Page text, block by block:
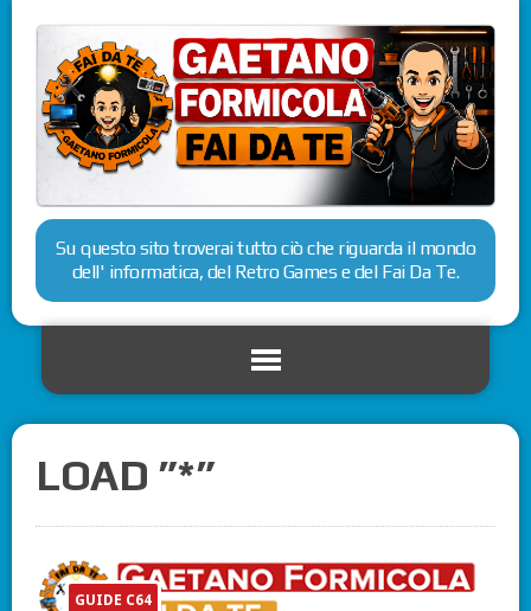
Su questo sito troverai tutto ciò che riguarda il mondo
dell' informatica, del Retro Games e del Fai Da Te.
LOAD ”*”
GUIDE C64